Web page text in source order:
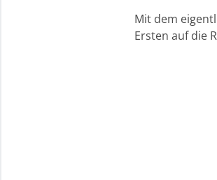
Mit dem
Ersten auf die